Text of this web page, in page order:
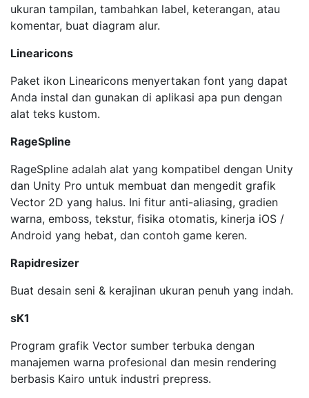
ukuran tampilan, tambahkan label, keterangan, atau
komentar, buat diagram alur.
Linearicons
Paket ikon Linearicons menyertakan font yang dapat
Anda instal dan gunakan di aplikasi apa pun dengan
alat teks kustom.
RageSpline
RageSpline adalah alat yang kompatibel dengan Unity
dan Unity Pro untuk membuat dan mengedit grafik
Vector 2D yang halus. Ini fitur anti-aliasing, gradien
warna, emboss, tekstur, fisika otomatis, kinerja iOS /
Android yang hebat, dan contoh game keren.
Rapidresizer
Buat desain seni & kerajinan ukuran penuh yang indah.
sK1
Program grafik Vector sumber terbuka dengan
manajemen warna profesional dan mesin rendering
berbasis Kairo untuk industri prepress.